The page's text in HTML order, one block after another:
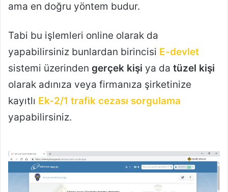
ama en doğru yöntem budur.
Tabi bu işlemleri online olarak da
yapabilirsiniz bunlardan birincisi E-devlet
sistemi üzerinden gerçek kişi ya da tüzel kişi
olarak adınıza veya firmanıza şirketinize
kayıtlı Ek-2/1 trafik cezası sorgulama
yapabilirsiniz.